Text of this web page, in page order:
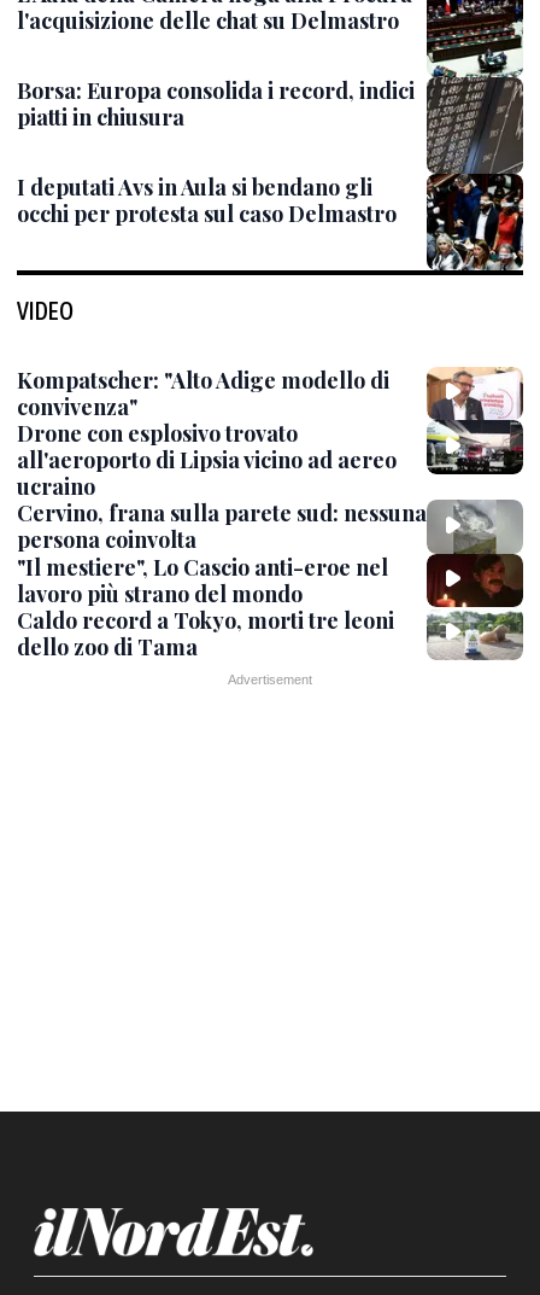
l'acquisizione delle chat su Delmastro
Borsa: Europa consolida i record, indici
piatti in chiusura
I deputati Avs in Aula si bendano gli
occhi per protesta sul caso Delmastro
VIDEO
Kompatscher: "Alto Adige modello di
convivenza"
Drone con esplosivo trovato
all'aeroporto di Lipsia vicino ad aereo
ucraino
Cervino, frana sulla parete sud: nessuna
persona coinvolta
"Il mestiere", Lo Cascio anti-eroe nel
lavoro più strano del mondo
Caldo record a Tokyo, morti tre leoni
dello zoo di Tama